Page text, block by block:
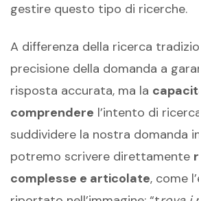
gestire questo tipo di ricerche.
A differenza della ricerca
precisione della domanda a
risposta accurata, ma la
comprendere l’intento di
suddividere la nostra domanda
potremo scrivere direttamente
complesse e articolate, come